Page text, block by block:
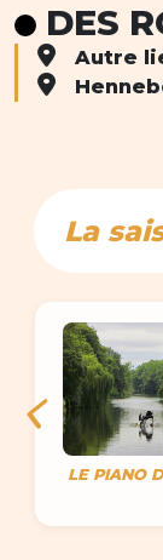
DES
Autre
La
LE PIANO